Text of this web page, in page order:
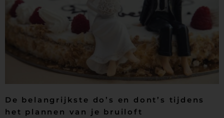
De belangrijkste do’s en dont’s tijdens
het plannen van je bruiloft